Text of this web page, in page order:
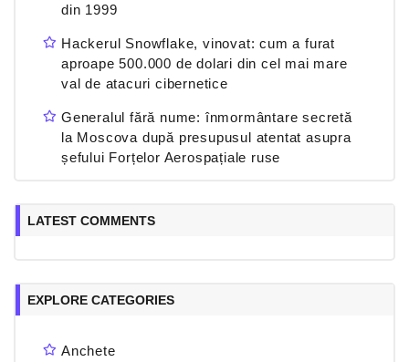
din 1999
Hackerul Snowflake, vinovat: cum a furat
aproape 500.000 de dolari din cel mai mare
val de atacuri cibernetice
Generalul fără nume: înmormântare secretă
la Moscova după presupusul atentat asupra
șefului Forțelor Aerospațiale ruse
LATEST COMMENTS
EXPLORE CATEGORIES
Anchete